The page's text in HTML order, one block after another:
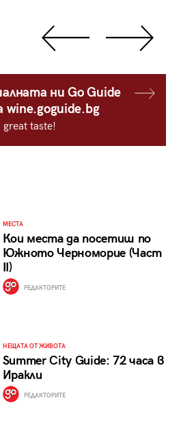
ни Go Guide
wine.goguide.bg
taste!
МЕСТА
Кои места да посетиш по
Южното Черноморие (Част
II)
РЕДАКТОРИТЕ
НЕЩАТА ОТ ЖИВОТА
Summer City Guide: 72 часа в
Иракли
РЕДАКТОРИТЕ